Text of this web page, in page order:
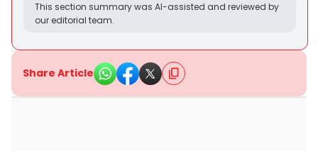
This section summary was AI-assisted and reviewed by
our editorial team.
Share Article